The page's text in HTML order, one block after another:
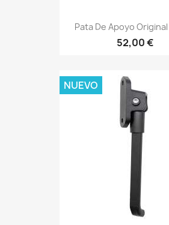
Pata De Apoyo Original
52,00 €
NUEVO